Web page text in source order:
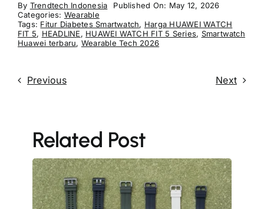
By Trendtech Indonesia
Published On: May 12, 2026
Categories: Wearable
Tags: Fitur Diabetes Smartwatch, Harga HUAWEI WATCH
FIT 5, HEADLINE, HUAWEI WATCH FIT 5 Series, Smartwatch
Huawei terbaru, Wearable Tech 2026
Previous Next
Related Post